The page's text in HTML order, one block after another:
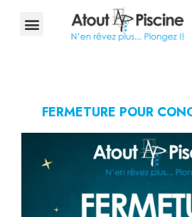
FERMETURE POUR